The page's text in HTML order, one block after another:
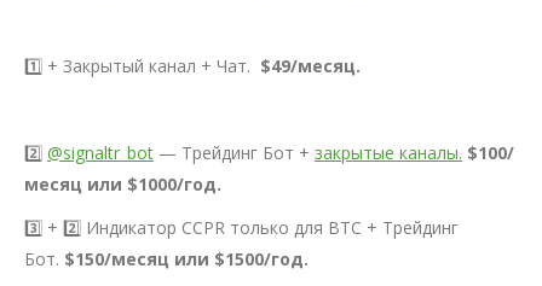
1️⃣ + Закрытый канал + Чат. $49/месяц.
2️⃣ @signaltr_bot — Трейдинг Бот + закрытые каналы. $100/
месяц или $1000/год.
3️⃣ + 2️⃣ Индикатор CCPR только для BTC + Трейдинг
Бот. $150/месяц или $1500/год.